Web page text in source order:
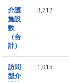
介護
施設
数
（合
計）
3,712
訪問
型介
1,015